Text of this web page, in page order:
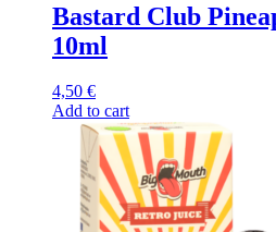
Bastard Club
10ml
4,50 €
Add to cart